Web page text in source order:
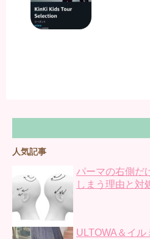
人気記事
パーマの右側だ
しまう理由と対
ULTOWA＆イル